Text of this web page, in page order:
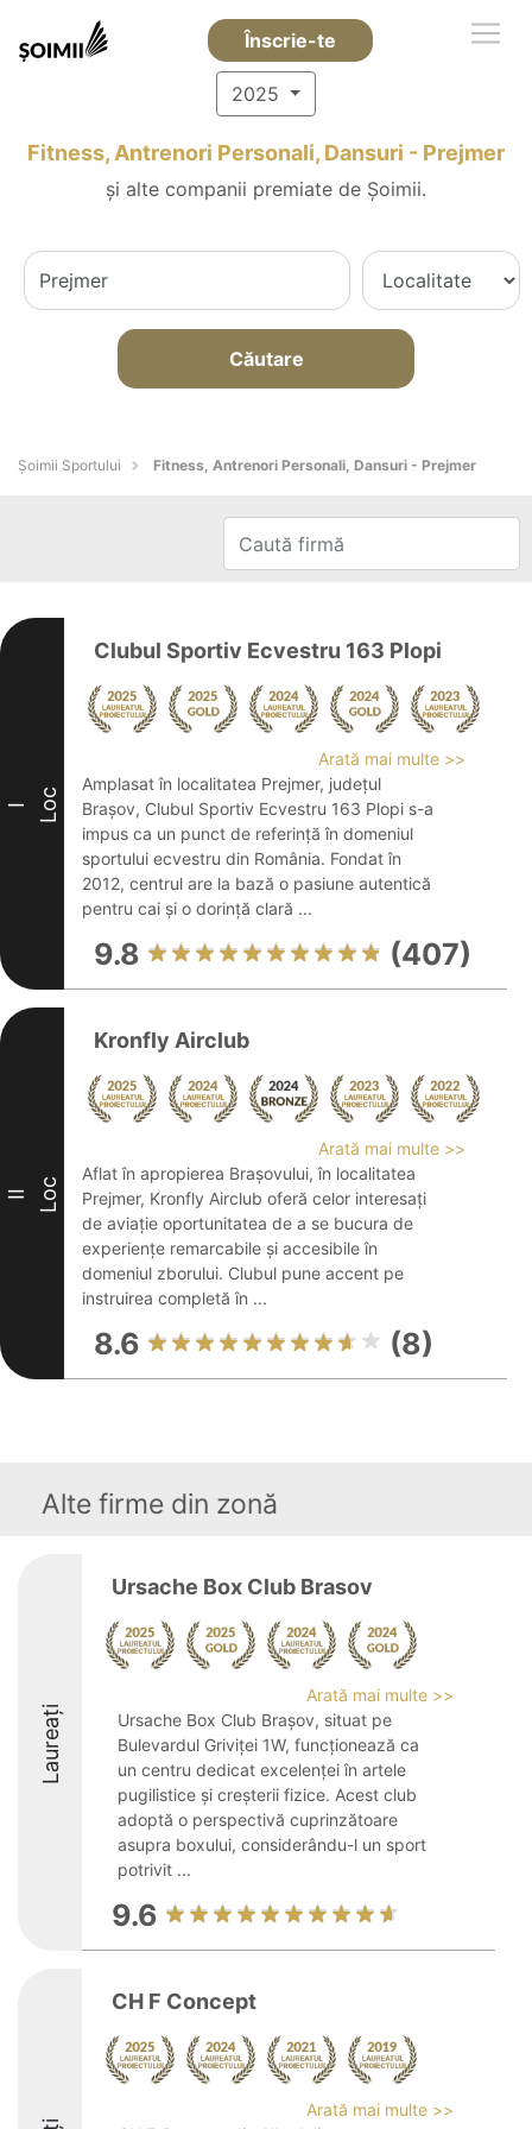
Înscrie-te
2025
Fitness, Antrenori Personali, Dansuri - Prejmer
și alte companii premiate de Șoimii.
Căutare
Șoimii Sportului Fitness, Antrenori Personali, Dansuri - Prejmer
I Loc
Clubul Sportiv Ecvestru 163 Plopi
Arată mai multe >>
Amplasat în localitatea Prejmer, județul
Brașov, Clubul Sportiv Ecvestru 163 Plopi s-a
impus ca un punct de referință în domeniul
sportului ecvestru din România. Fondat în
2012, centrul are la bază o pasiune autentică
pentru cai și o dorință clară ...
9.8 (407)
II Loc
Kronfly Airclub
Arată mai multe >>
Aflat în apropierea Brașovului, în localitatea
Prejmer, Kronfly Airclub oferă celor interesați
de aviație oportunitatea de a se bucura de
experiențe remarcabile și accesibile în
domeniul zborului. Clubul pune accent pe
instruirea completă în ...
8.6 (8)
Alte firme din zonă
Laureați
Ursache Box Club Brasov
Arată mai multe >>
Ursache Box Club Brașov, situat pe
Bulevardul Griviței 1W, funcționează ca
un centru dedicat excelenței în artele
pugilistice și creșterii fizice. Acest club
adoptă o perspectivă cuprinzătoare
asupra boxului, considerându-l un sport
potrivit ...
9.6
CH F Concept
Arată mai multe >>